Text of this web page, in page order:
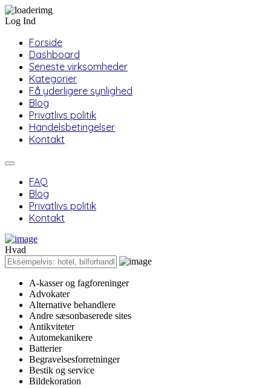
Log Ind
Forside
Dashboard
Seneste virksomheder
Kategorier
Få yderligere synlighed
Blog
Privatlivs politik
Handelsbetingelser
Kontakt
FAQ
Blog
Privatlivs politik
Kontakt
Hvad
A-kasser og fagforeninger
Advokater
Alternative behandlere
Andre sæsonbaserede sites
Antikviteter
Automekanikere
Batterier
Begravelsesforretninger
Bestik og service
Bildekoration